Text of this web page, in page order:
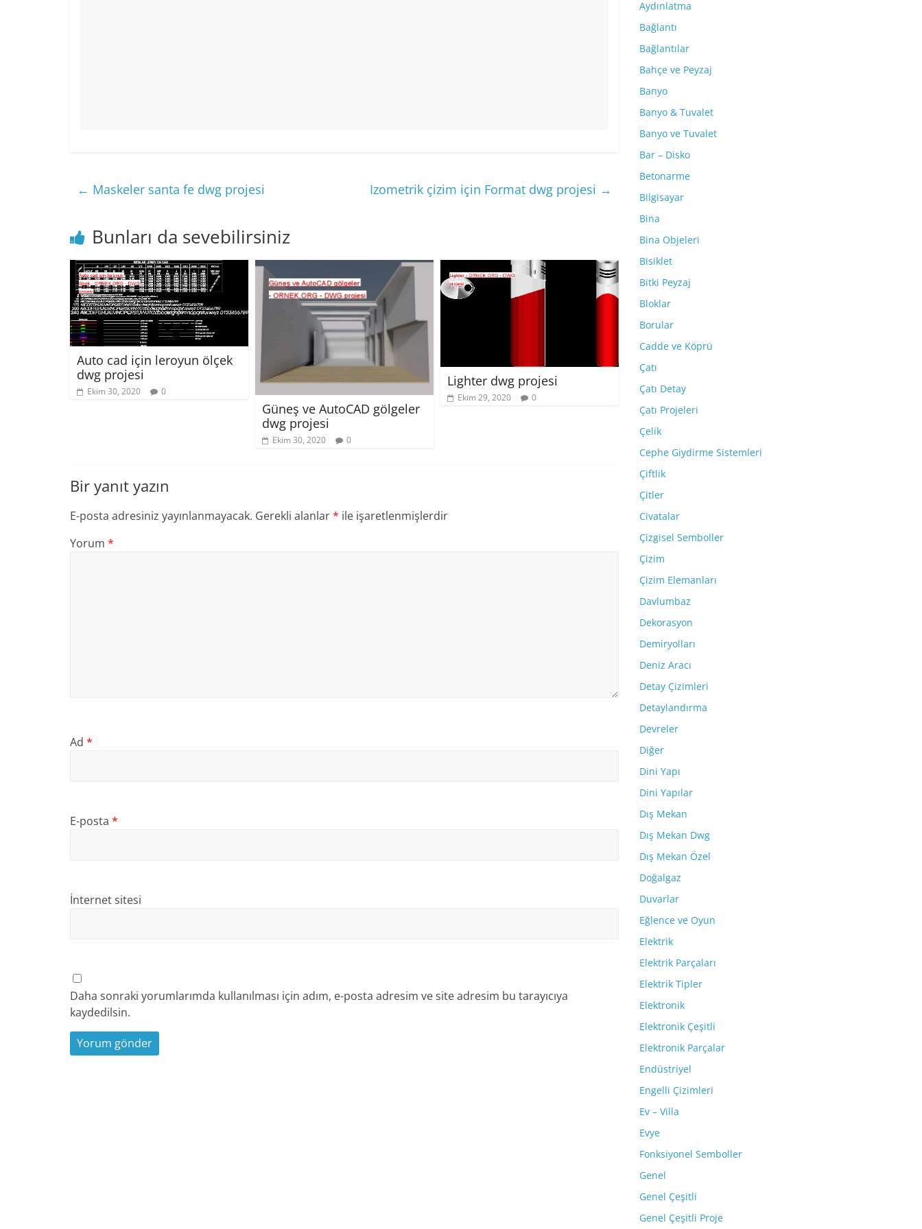
← Maskeler santa fe dwg projesi Izometrik çizim için Format dwg projesi →
Bunları da sevebilirsiniz
Auto cad için leroyun ölçek
dwg projesi
Ekim 30, 2020 0
Güneş ve AutoCAD gölgeler
dwg projesi
Ekim 30, 2020 0
Lighter dwg projesi
Ekim 29, 2020 0
Bir yanıt yazın
E-posta adresiniz yayınlanmayacak. Gerekli alanlar* ile işaretlenmişlerdir
Yorum *
Ad *
E-posta *
İnternet sitesi
Daha sonraki yorumlarımda kullanılması için adım, e-posta adresim ve site adresim bu tarayıcıya
kaydedilsin.
Aydınlatma
Bağlantı
Bağlantılar
Bahçe ve Peyzaj
Banyo
Banyo & Tuvalet
Banyo ve Tuvalet
Bar – Disko
Betonarme
Bilgisayar
Bina
Bina Objeleri
Bisiklet
Bitki Peyzaj
Bloklar
Borular
Cadde ve Köprü
Çatı
Çatı Detay
Çatı Projeleri
Çelik
Cephe Giydirme Sistemleri
Çiftlik
Çitler
Civatalar
Çizgisel Semboller
Çizim
Çizim Elemanları
Davlumbaz
Dekorasyon
Demiryolları
Deniz Aracı
Detay Çizimleri
Detaylandırma
Devreler
Diğer
Dini Yapı
Dini Yapılar
Dış Mekan
Dış Mekan Dwg
Dış Mekan Özel
Doğalgaz
Duvarlar
Eğlence ve Oyun
Elektrik
Elektrik Parçaları
Elektrik Tipler
Elektronik
Elektronik Çeşitli
Elektronik Parçalar
Endüstriyel
Engelli Çizimleri
Ev – Villa
Evye
Fonksiyonel Semboller
Genel
Genel Çeşitli
Genel Çeşitli Proje